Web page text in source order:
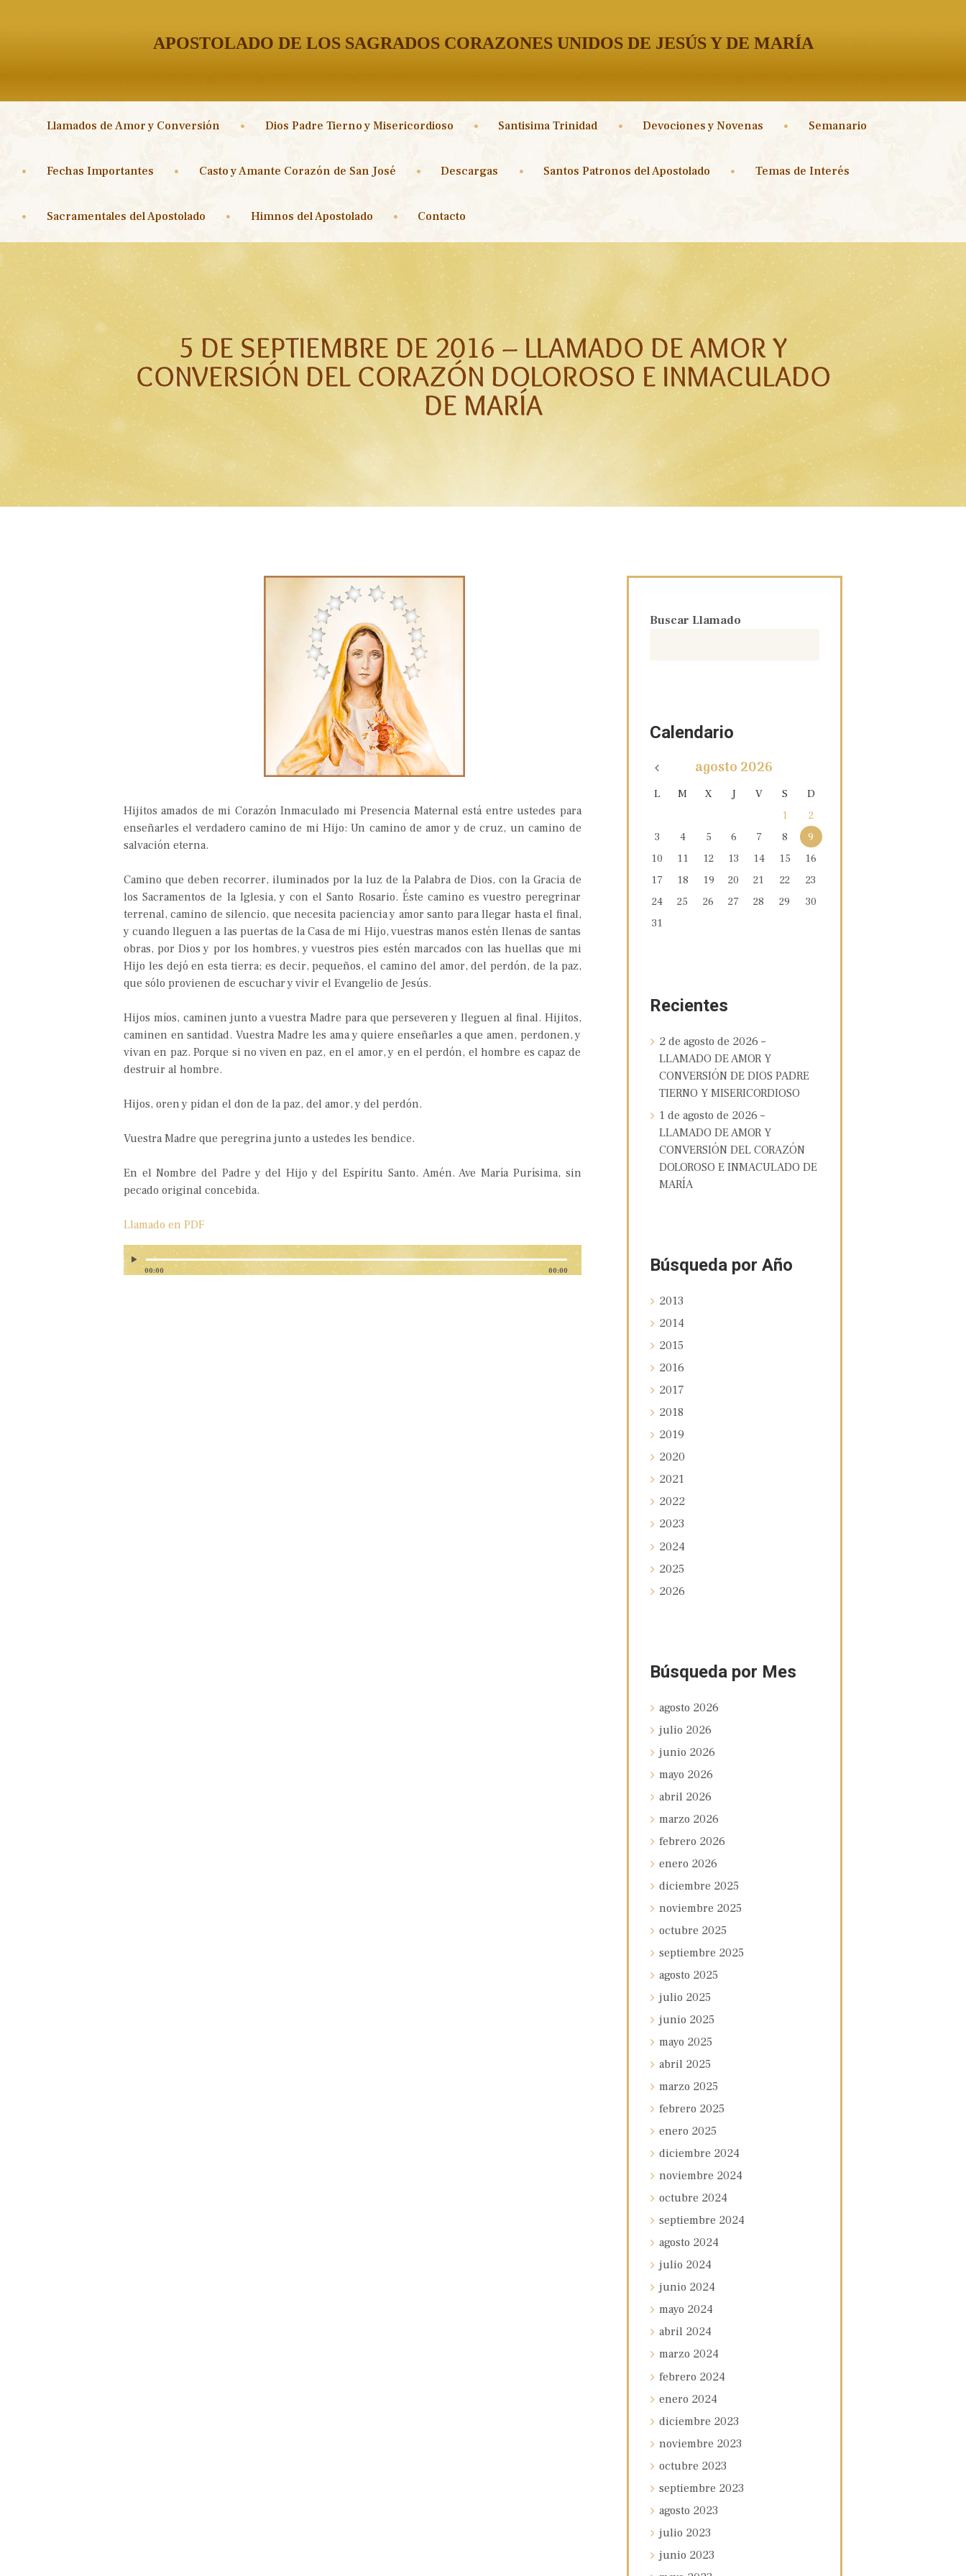
APOSTOLADO DE LOS SAGRADOS CORAZONES UNIDOS DE JESÚS Y DE MARÍA
Llamados de Amor y Conversión Dios Padre Tierno y Misericordioso Santisima Trinidad Devociones y Novenas Semanario
Fechas Importantes Casto y Amante Corazón de San José Descargas Santos Patronos del Apostolado Temas de Interés
Sacramentales del Apostolado Himnos del Apostolado Contacto
5 DE SEPTIEMBRE DE 2016 – LLAMADO DE AMOR Y
CONVERSIÓN DEL CORAZÓN DOLOROSO E INMACULADO
DE MARÍA
Hijitos amados de mi Corazón Inmaculado mi Presencia Maternal está entre ustedes para
enseñarles el verdadero camino de mi Hijo: Un camino de amor y de cruz, un camino de
salvación eterna.
Camino que deben recorrer, iluminados por la luz de la Palabra de Dios, con la Gracia de
los Sacramentos de la Iglesia, y con el Santo Rosario. Éste camino es vuestro peregrinar
terrenal, camino de silencio, que necesita paciencia y amor santo para llegar hasta el final,
y cuando lleguen a las puertas de la Casa de mi Hijo, vuestras manos estén llenas de santas
obras, por Dios y por los hombres, y vuestros pies estén marcados con las huellas que mi
Hijo les dejó en esta tierra; es decir, pequeños, el camino del amor, del perdón, de la paz,
que sólo provienen de escuchar y vivir el Evangelio de Jesús.
Hijos míos, caminen junto a vuestra Madre para que perseveren y lleguen al final. Hijitos,
caminen en santidad. Vuestra Madre les ama y quiere enseñarles a que amen, perdonen, y
vivan en paz. Porque si no viven en paz, en el amor, y en el perdón, el hombre es capaz de
destruir al hombre.
Hijos, oren y pidan el don de la paz, del amor, y del perdón.
Vuestra Madre que peregrina junto a ustedes les bendice.
En el Nombre del Padre y del Hijo y del Espíritu Santo. Amén. Ave María Purísima, sin
pecado original concebida.
Llamado en PDF
00:00 00:00
Buscar Llamado
Calendario
agosto 2026
L M X J V S
D
1
2
3
4 5 6 7 8
9
10
11 12 13 14 15
16
17
18 19 20 21 22
23
24
25 26 27 28 29
30
31
Recientes
2 de agosto de 2026 –
LLAMADO DE AMOR Y
CONVERSIÓN DE DIOS PADRE
TIERNO Y MISERICORDIOSO
1 de agosto de 2026 –
LLAMADO DE AMOR Y
CONVERSIÓN DEL CORAZÓN
DOLOROSO E INMACULADO DE
MARÍA
Búsqueda por Año
2013
2014
2015
2016
2017
2018
2019
2020
2021
2022
2023
2024
2025
2026
Búsqueda por Mes
agosto 2026
julio 2026
junio 2026
mayo 2026
abril 2026
marzo 2026
febrero 2026
enero 2026
diciembre 2025
noviembre 2025
octubre 2025
septiembre 2025
agosto 2025
julio 2025
junio 2025
mayo 2025
abril 2025
marzo 2025
febrero 2025
enero 2025
diciembre 2024
noviembre 2024
octubre 2024
septiembre 2024
agosto 2024
julio 2024
junio 2024
mayo 2024
abril 2024
marzo 2024
febrero 2024
enero 2024
diciembre 2023
noviembre 2023
octubre 2023
septiembre 2023
agosto 2023
julio 2023
junio 2023